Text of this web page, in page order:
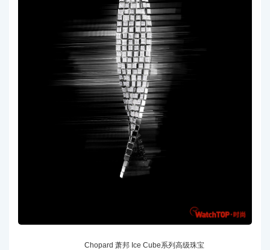
Chopard 萧邦 Ice Cube系列高级珠宝